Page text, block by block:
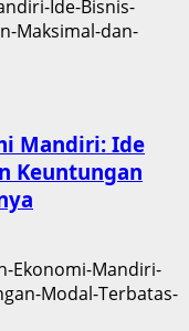
Mandiri: Ide
Keuntungan